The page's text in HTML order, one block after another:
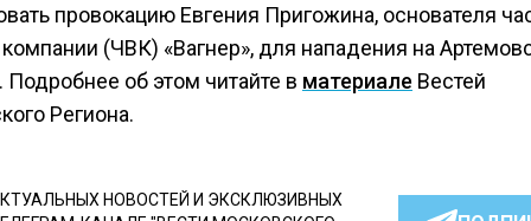
провокацию Евгения Пригожина, основателя
(ЧВК) «Вагнер», для нападения на
Подробнее об этом читайте в материале Вестей
Региона.
НОВОСТЕЙ И ЭКСКЛЮЗИВНЫХ